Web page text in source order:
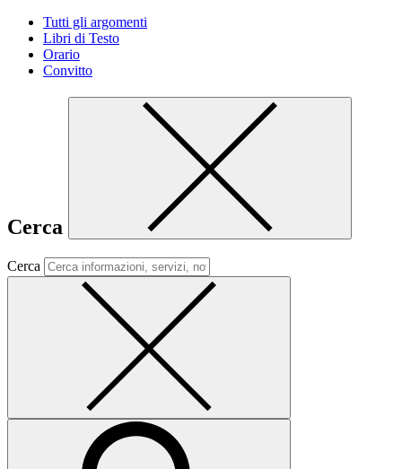
Tutti gli argomenti
Libri di Testo
Orario
Convitto
Cerca
Cerca